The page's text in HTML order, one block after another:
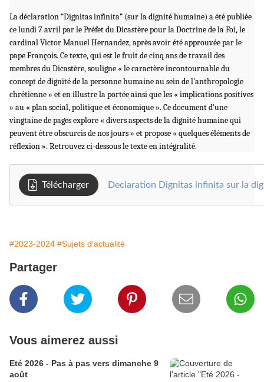
La déclaration “Dignitas infinita” (sur la dignité humaine) a été publiée
ce lundi 7 avril par le Préfet du Dicastère pour la Doctrine de la Foi, le
cardinal Victor Manuel Hernandez, après avoir été approuvée par le
pape François. Ce texte, qui est le fruit de cinq ans de travail des
membres du Dicastère, souligne « le caractère incontournable du
concept de dignité de la personne humaine au sein de l'anthropologie
chrétienne » et en illustre la portée ainsi que les « implications positives
» au « plan social, politique et économique ». Ce document d'une
vingtaine de pages explore « divers aspects de la dignité humaine qui
peuvent être obscurcis de nos jours » et propose « quelques éléments de
réflexion ». Retrouvez ci-dessous le texte en intégralité.
Télécharger Declaration Dignitas infinita sur la
#2023-2024 #Sujets d'actualité
Partager
Vous aimerez aussi
Eté 2026 - Pas à pas vers dimanche 9
août